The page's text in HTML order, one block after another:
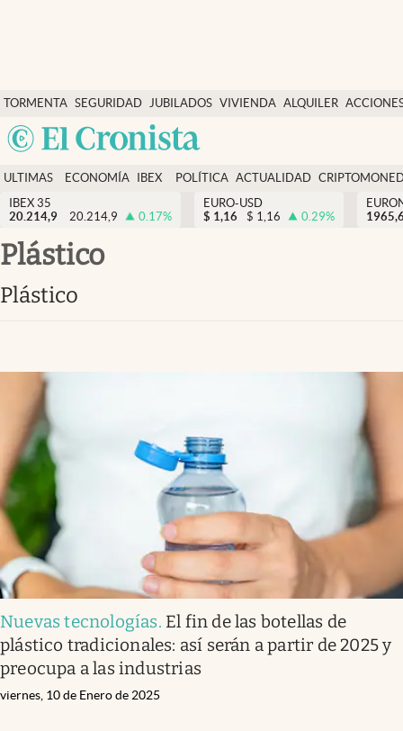
TORMENTA SEGURIDAD
SOCIAL
JUBILADOS VIVIENDA ALQUILER
USA
Economía y finanzas
Política
Actualidad
Criptomonedas
España
ULTIMAS
NOTICIAS
ECONOMÍA
FINANZAS
IBEX
EURO
POLÍTICA ACTUALIDAD
IBEX 35
20.214,9
20.214,9 0.17%
EURO-USD
$ 1,16 $ 1,16 0.29%
plástico
plástico
Nuevas tecnologías. El fin de las botellas de
plástico tradicionales: así serán a partir de 2025 y
preocupa a las industrias
viernes, 10 de Enero de 2025